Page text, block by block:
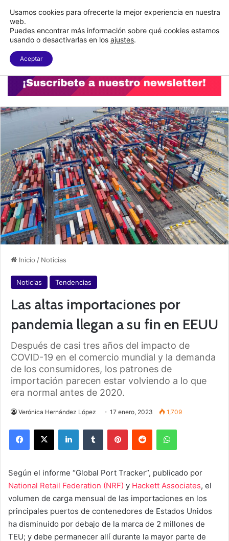
C&A México completa la implementación de su WMS en la nube
Menu
Inicio / Noticias
Noticias Tendencias
Las altas importaciones por
pandemia llegan a su fin en EEUU
Después de casi tres años del impacto de
COVID-19 en el comercio mundial y la demanda
de los consumidores, los patrones de
importación parecen estar volviendo a lo que
era normal antes de 2020.
Verónica Hernández López 17 enero, 2023 1,709
Según el informe “Global Port Tracker”, publicado por
National Retail Federation (NRF) y Hackett Associates, el
volumen de carga mensual de las importaciones en los
principales puertos de contenedores de Estados Unidos
ha disminuido por debajo de la marca de 2 millones de
TEU; y debe permanecer allí durante la mayor parte de
Usamos cookies para ofrecerte la mejor experiencia en nuestra
web.
Puedes encontrar más información sobre qué cookies estamos
usando o desactivarlas en los ajustes.
Aceptar